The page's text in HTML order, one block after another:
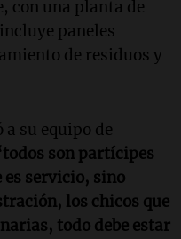
con una planta de
paneles
de residuos y
su equipo de
son partícipes
es servicio, sino
los chicos que
todo debe estar